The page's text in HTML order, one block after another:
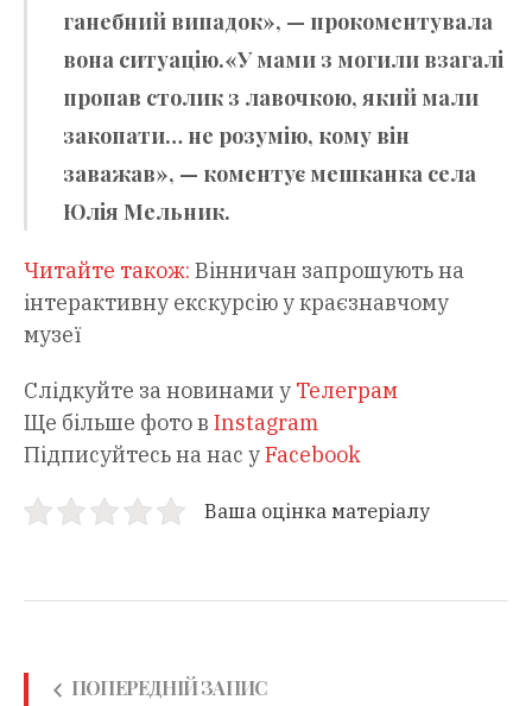
ганебний випадок», — прокоментувала
вона ситуацію.«У мами з могили взагалі
пропав столик з лавочкою, який мали
закопати… не розумію, кому він
заважав», — коментує мешканка села
Юлія Мельник.
Читайте також: Вінничан запрошують на
інтерактивну екскурсію у краєзнавчому
музеї
Слідкуйте за новинами у Телеграм
Ще більше фото в Instagram
Підписуйтесь на нас уFacebook
Ваша оцінка матеріалу
ПОПЕРЕДНІЙ ЗАПИС